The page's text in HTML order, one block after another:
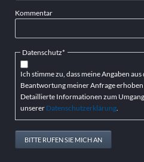
Kommentar
Pflichtfeld
Datenschutz*
Ich stimme zu, dass meine Angaben
Beantwortung meiner Anfrage
Detaillierte Informationen zum
unserer Datenschutzerklärung.
BITTE RUFEN SIE MICH AN